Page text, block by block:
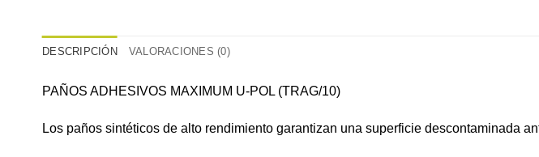
DESCRIPCIÓN VALORACIONES (0)
PAÑOS ADHESIVOS MAXIMUM U-POL (TRAG/10)
Los paños sintéticos de alto rendimiento garantizan una superficie descontaminada